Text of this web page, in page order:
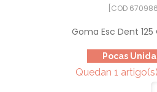
[COD
Goma Esc Dent
Pocas
Quedan 1